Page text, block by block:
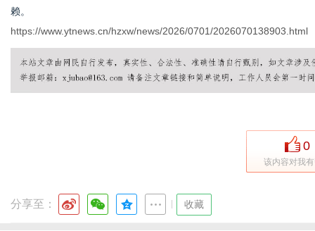
赖。
https://www.ytnews.cn/hzxw/news/2026/0701/2026070138903.html
0
该内容对我
分享至： 收藏